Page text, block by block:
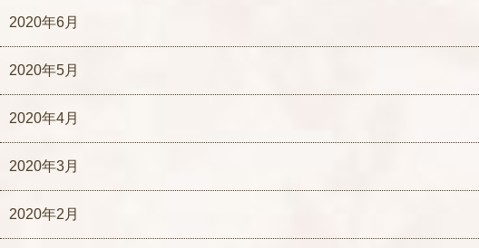
2020年6月
2020年5月
2020年4月
2020年3月
2020年2月